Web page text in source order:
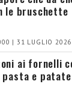
le bruschette
| 31 LUGLIO 2026
ai fornelli
pasta e